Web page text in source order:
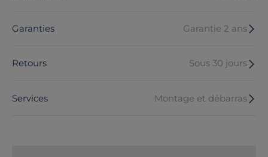
Garanties Garantie 2 ans
Retours Sous 30 jours
Services Montage et débarras